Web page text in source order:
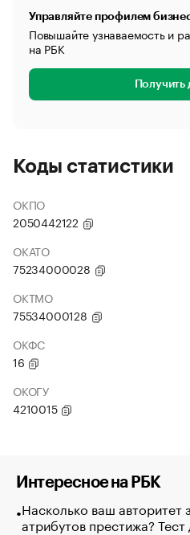
Управляйте профилем
Повышайте узнаваемость и
на РБК
Получить
Коды статистики
ОКПО
2050442122
ОКАТО
75234000028
ОКТМО
75534000128
ОКФС
16
ОКОГУ
4210015
Интересное на РБК
Насколько ваш авторитет
атрибутов престижа?